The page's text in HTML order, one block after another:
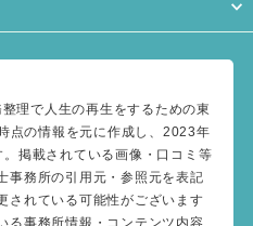
理で人生の再生をするための東
点の情報を元に作成し、2023年
掲載されている画像・口コミ等
事務所の引用元・参照元を表記
されている可能性がございます
る事務所情報・コンテンツ内容